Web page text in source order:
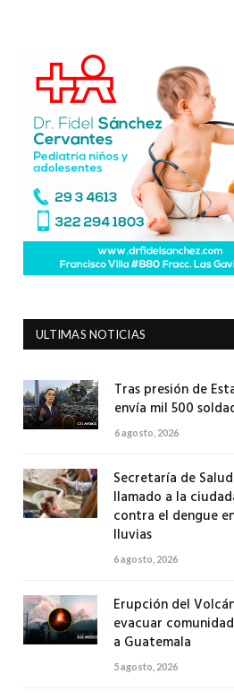
ULTIMAS NOTICIAS
Tras presión de
envía mil 500
6 agosto, 2026
Secretaría de
llamado a la
contra el dengue
lluvias
6 agosto, 2026
Erupción del
evacuar
a Guatemala
5 agosto, 2026